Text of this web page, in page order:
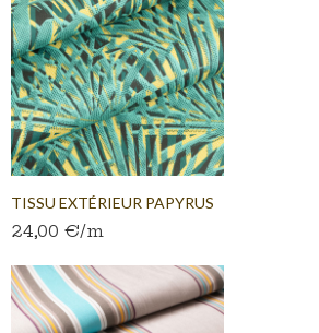
TISSU EXTÉRIEUR PAPYRUS
VERT
24,00 €/m